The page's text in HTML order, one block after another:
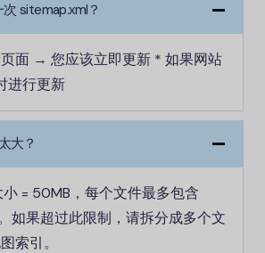
sitemap.xml？
面 → 您应该立即更新 * 如果网站
进行更新
大？
= 50MB，每个文件最多包含
如果超过此限制，请拆分成多个文
索引。